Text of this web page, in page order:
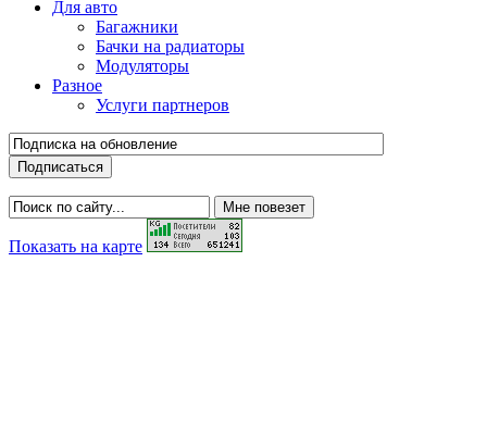
Для авто
Багажники
Бачки на радиаторы
Модуляторы
Разное
Услуги партнеров
Показать на карте